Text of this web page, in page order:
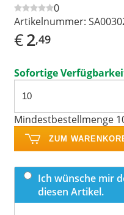
0
Artikelnummer:
€2,49
Sofortige
Mindestbestellmenge
ZUM
Ich wünsche mir
diesen Artikel.